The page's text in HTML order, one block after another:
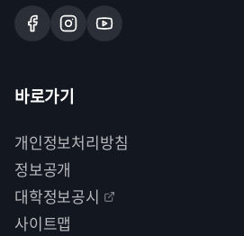
바로가기
개인정보처리방침
정보공개
대학정보공시
사이트맵